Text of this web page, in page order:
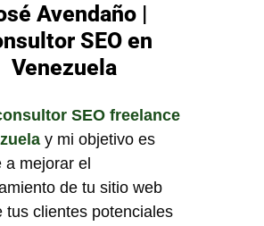
Avendaño |
SEO en
Venezuela
SEO freelance
y mi objetivo es
a mejorar el
de tu sitio web
tus clientes potenciales